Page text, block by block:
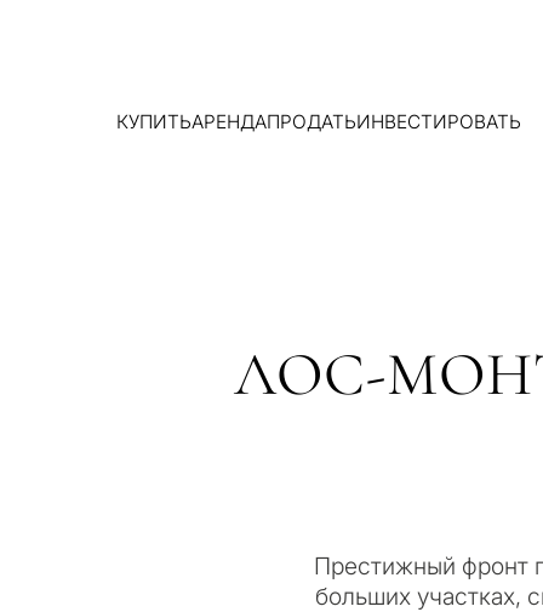
КУПИТЬАРЕНДАПРОДАТЬИНВЕСТИРОВАТЬ
ЛОС-
Престижный фронт
больших участках,